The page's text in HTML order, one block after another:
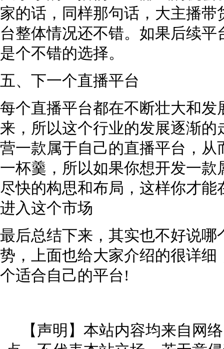
家的话，同样那句话，大主播
台整体情况还不错。如果后续
是个不错的选择。
五、下一个直播平台
每个直播平台都在不断壮大和
来，所以这个行业的发展逐渐
营一款属于自己的直播平台，
一杯羹，所以如果你想开发一款
尽快的构思和布局，这样你才
进入这个市场
最后总结下来，其实也不好说
势，上面也给大家介绍的很详
个适合自己的平台!
【声明】本站内容均来自网